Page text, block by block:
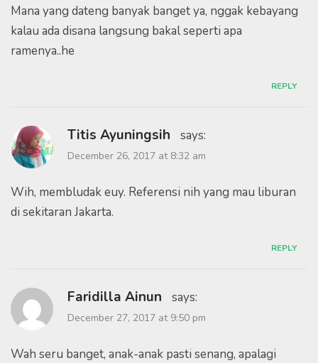
Mana yang dateng banyak banget ya, nggak kebayang
kalau ada disana langsung bakal seperti apa
ramenya..he
REPLY
Titis Ayuningsih says:
December 26, 2017 at 8:32 am
Wih, membludak euy. Referensi nih yang mau liburan
di sekitaran Jakarta.
REPLY
Faridilla Ainun says:
December 27, 2017 at 9:50 pm
Wah seru banget, anak-anak pasti senang, apalagi